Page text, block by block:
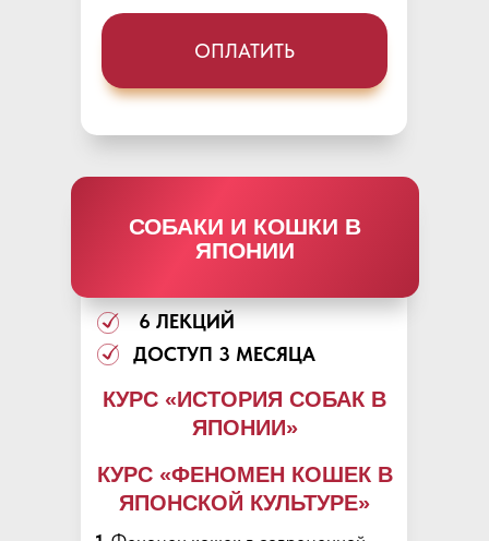
ОПЛАТИТЬ
КУРС «ИСТОРИЯ СОБАК В
ЯПОНИИ»
КУРС «ФЕНОМЕН КОШЕК В
ЯПОНСКОЙ КУЛЬТУРЕ»
6 ЛЕКЦИЙ
ДОСТУП 3 МЕСЯЦА
СОБАКИ И КОШКИ В
ЯПОНИИ